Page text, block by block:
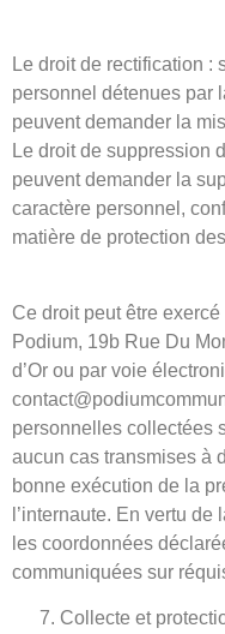
Le droit de rectification :
personnel détenues par
peuvent demander la
Le droit de suppression
peuvent demander la
caractère personnel,
matière de protection
Ce droit peut être
Podium, 19b Rue Du
d’Or ou par voie
personnelles collectées
aucun cas transmises à
bonne exécution de la
l’internaute. En vertu
les coordonnées
communiquées sur
Collecte et